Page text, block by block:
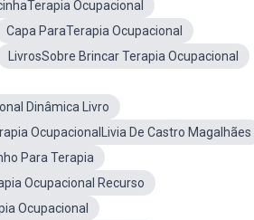
Ocupacional
Capa ParaTerapia Ocupacional
LivrosSobre Brincar Terapia Ocupacional
Dinâmica Livro
OcupacionalLivia De Castro Magalhães
Para Terapia
Ocupacional Recurso
Ocupacional